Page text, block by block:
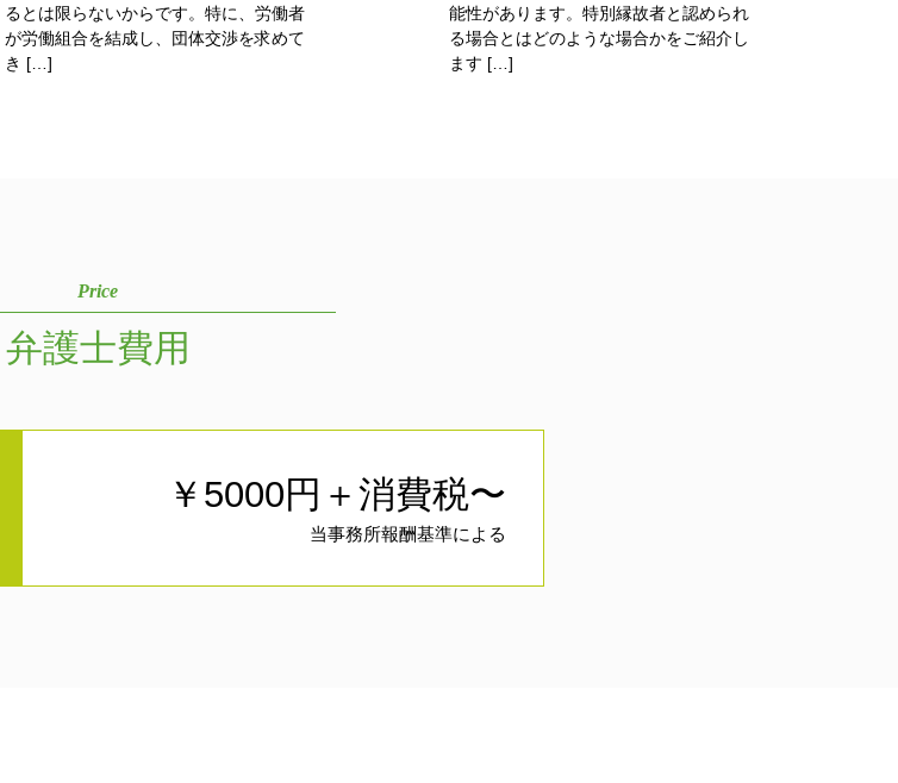
るとは限らないからです。特に、労働者
が労働組合を結成し、団体交渉を求めて
き […]
能性があります。特別縁故者と認められ
る場合とはどのような場合かをご紹介し
ます […]
Price
弁護士費用
￥5000円＋消費税〜
当事務所報酬基準による